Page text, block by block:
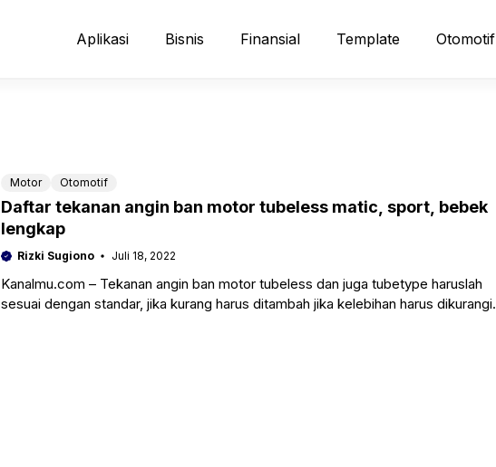
Aplikasi Bisnis Finansial Template Otomotif
Motor Otomotif
Daftar tekanan angin ban motor tubeless matic, sport, bebek
lengkap
Rizki Sugiono Juli 18, 2022
Kanalmu.com – Tekanan angin ban motor tubeless dan juga tubetype haruslah
sesuai dengan standar, jika kurang harus ditambah jika kelebihan harus dikurangi.